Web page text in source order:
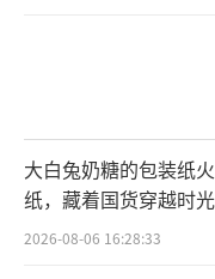
大白兔奶糖的包装纸
纸，藏着国货穿越时
2026-08-06 16:28:33